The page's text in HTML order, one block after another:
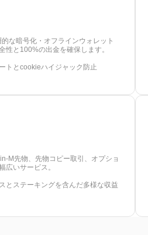
な暗号化・オフラインウォレット
性と100%の出金を確保します。
トとcookieハイジャック防止
M先物、先物コピー取引、オプショ
広いサービス。
とステーキングを含んだ多様な収益